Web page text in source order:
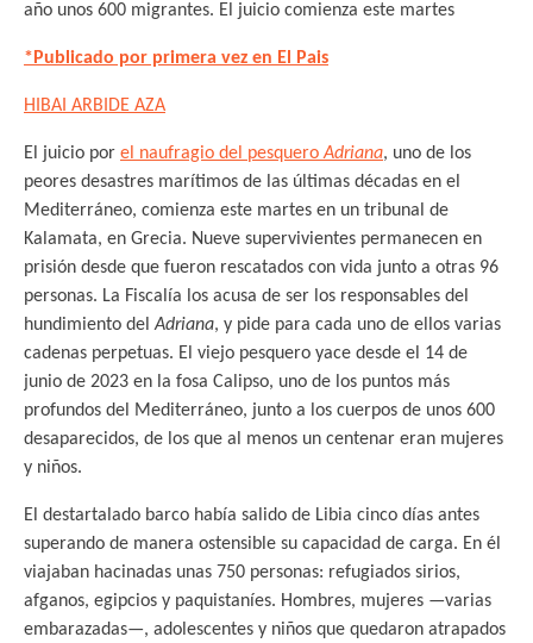
año unos 600 migrantes. El juicio comienza este martes
*Publicado por primera vez en El Pais
HIBAI ARBIDE AZA
El juicio por el naufragio del pesqueroAdriana, uno de los
peores desastres marítimos de las últimas décadas en el
Mediterráneo, comienza este martes en un tribunal de
Kalamata, en Grecia. Nueve supervivientes permanecen en
prisión desde que fueron rescatados con vida junto a otras 96
personas. La Fiscalía los acusa de ser los responsables del
hundimiento delAdriana, y pide para cada uno de ellos varias
cadenas perpetuas. El viejo pesquero yace desde el 14 de
junio de 2023 en la fosa Calipso, uno de los puntos más
profundos del Mediterráneo, junto a los cuerpos de unos 600
desaparecidos, de los que al menos un centenar eran mujeres
y niños.
El destartalado barco había salido de Libia cinco días antes
superando de manera ostensible su capacidad de carga. En él
viajaban hacinadas unas 750 personas: refugiados sirios,
afganos, egipcios y paquistaníes. Hombres, mujeres —varias
embarazadas—, adolescentes y niños que quedaron atrapados